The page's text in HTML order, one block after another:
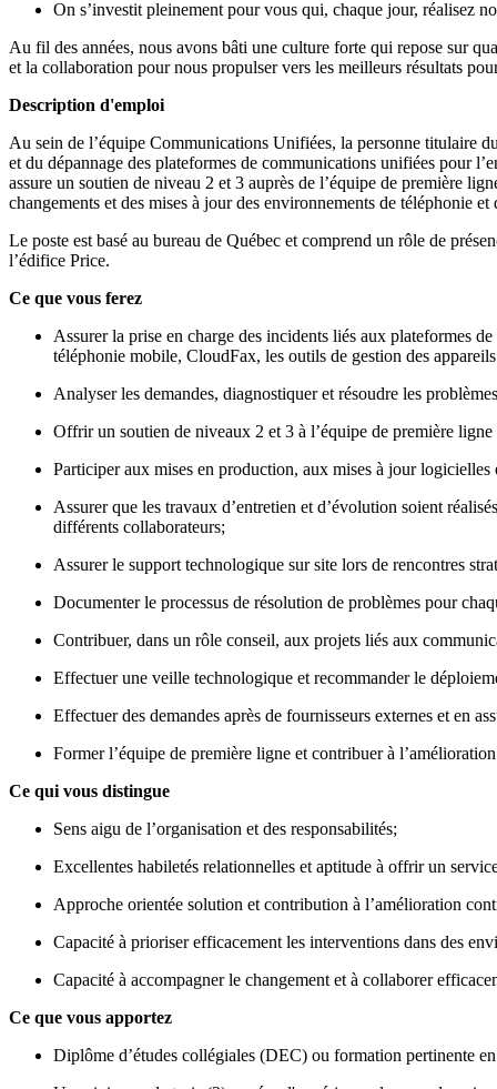
On s’investit pleinement pour vous qui, chaque jour, réalisez
Au fil des années, nous avons bâti une culture forte qui repose sur
et la collaboration pour nous propulser vers les meilleurs résultats
Description d'emploi
Au sein de l’équipe Communications Unifiées, la personne titulaire
et du dépannage des plateformes de communications unifiées pour
assure un soutien de niveau 2 et 3 auprès de l’équipe de première
changements et des mises à jour des environnements de téléphonie
Le poste est basé au bureau de Québec et comprend un rôle de
l’édifice Price.
Ce que vous ferez
Assurer la prise en charge des incidents liés aux plateformes
téléphonie mobile, CloudFax, les outils de gestion des
Analyser les demandes, diagnostiquer et résoudre les
Offrir un soutien de niveaux 2 et 3 à l’équipe de première
Participer aux mises en production, aux mises à jour
Assurer que les travaux d’entretien et d’évolution soient
différents collaborateurs;
Assurer le support technologique sur site lors de rencontres
Documenter le processus de résolution de problèmes pour
Contribuer, dans un rôle conseil, aux projets liés aux
Effectuer une veille technologique et recommander le
Effectuer des demandes après de fournisseurs externes et en
Former l’équipe de première ligne et contribuer à
Ce qui vous distingue
Sens aigu de l’organisation et des responsabilités;
Excellentes habiletés relationnelles et aptitude à offrir un
Approche orientée solution et contribution à l’amélioration
Capacité à prioriser efficacement les interventions dans des
Capacité à accompagner le changement et à collaborer
Ce que vous apportez
Diplôme d’études collégiales (DEC) ou formation pertinente